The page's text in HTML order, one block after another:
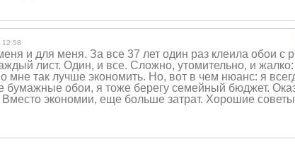
12:58
и для меня. За все 37 лет один раз клеила обои с
лист. Один, и все. Сложно, утомительно, и
мне так лучше экономить. Но, вот в чем нюанс: я
бумажные обои, я тоже берегу семейный бюджет.
экономии, еще больше затрат. Хорошие советы